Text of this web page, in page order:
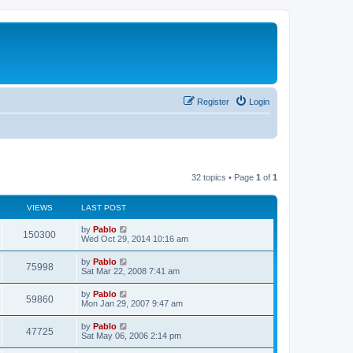
Login
Register
32 topics • Page 1 of 1
VIEWS LAST POST
150300V
i
s
L
a
t
p
o
s
t
by Pablo
Wed Oct 29, 2014 10:16 am
75998V
i
w
s
L
a
t
p
o
s
t
by Pablo
Sat Mar 22, 2008 7:41 am
59860V
i
L
a
t
p
o
s
by Pablo
Mon Jan 29, 2007 9:47 am
47725V
L
a
by Pablo
Sat May 06, 2006 2:14 pm